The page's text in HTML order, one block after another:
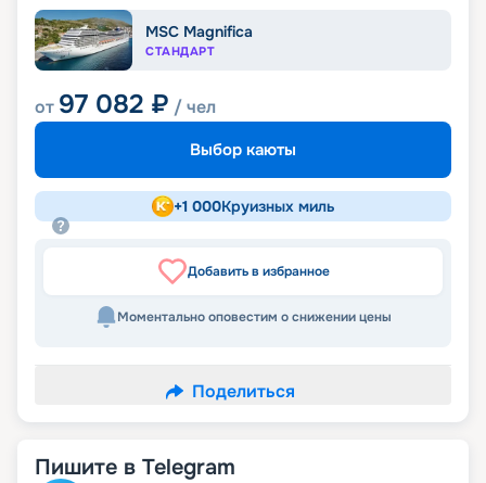
MSC Magnifica
СТАНДАРТ
от 97 082 ₽ / чел
Выбор каюты
+1 000Круизных миль
Добавить в избранное
Моментально оповестим о снижении цены
Поделиться
Пишите в Telegram